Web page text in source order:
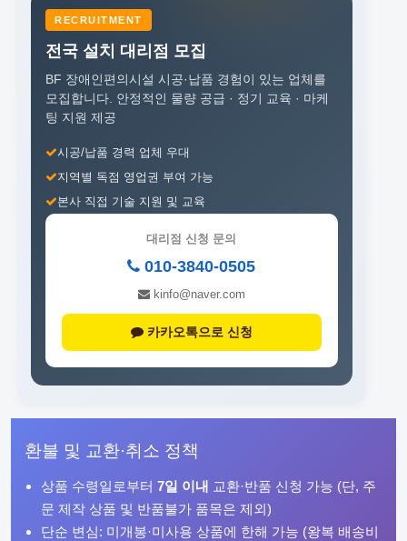
RECRUITMENT
전국 설치 대리점 모집
BF 장애인편의시설 시공·납품 경험이 있는 업체를
모집합니다. 안정적인 물량 공급 · 정기 교육 · 마케
팅 지원 제공
시공/납품 경력 업체 우대
지역별 독점 영업권 부여 가능
본사 직접 기술 지원 및 교육
대리점 신청 문의
010-3840-0505
kinfo@naver.com
카카오톡으로 신청
환불 및 교환·취소 정책
상품 수령일로부터 7일 이내 교환·반품 신청 가능 (단, 주
문 제작 상품 및 반품불가 품목은 제외)
단순 변심: 미개봉·미사용 상품에 한해 가능 (왕복 배송비